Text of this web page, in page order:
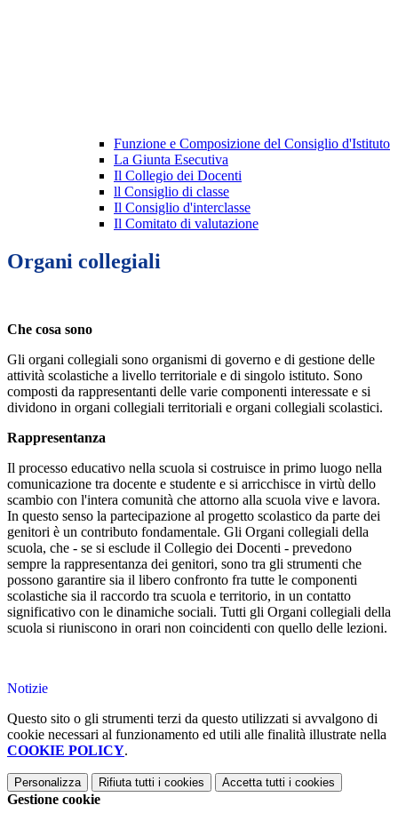
Funzione e Composizione del Consiglio d'Istituto
La Giunta Esecutiva
Il Collegio dei Docenti
ll Consiglio di classe
Il Consiglio d'interclasse
Il Comitato di valutazione
Organi collegiali
Che cosa sono
Gli organi collegiali sono organismi di governo e di gestione delle
attività scolastiche a livello territoriale e di singolo istituto. Sono
composti da rappresentanti delle varie componenti interessate e si
dividono in organi collegiali territoriali e organi collegiali scolastici.
Rappresentanza
Il processo educativo nella scuola si costruisce in primo luogo nella
comunicazione tra docente e studente e si arricchisce in virtù dello
scambio con l'intera comunità che attorno alla scuola vive e lavora.
In questo senso la partecipazione al progetto scolastico da parte dei
genitori è un contributo fondamentale. Gli Organi collegiali della
scuola, che - se si esclude il Collegio dei Docenti - prevedono
sempre la rappresentanza dei genitori, sono tra gli strumenti che
possono garantire sia il libero confronto fra tutte le componenti
scolastiche sia il raccordo tra scuola e territorio, in un contatto
significativo con le dinamiche sociali. Tutti gli Organi collegiali della
scuola si riuniscono in orari non coincidenti con quello delle lezioni.
Notizie
Questo sito o gli strumenti terzi da questo utilizzati si avvalgono di
cookie necessari al funzionamento ed utili alle finalità illustrate nella
COOKIE POLICY.
Personalizza Rifiuta tutti i cookies Accetta tutti i cookies
Gestione cookie